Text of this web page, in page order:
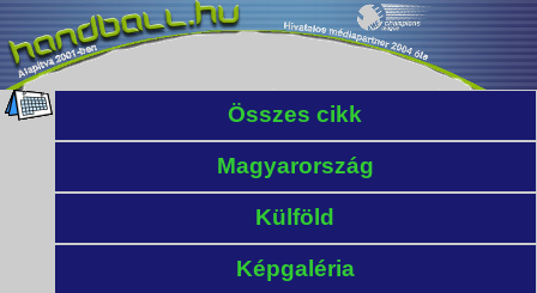
Összes cikk
Magyarország
Külföld
Képgaléria